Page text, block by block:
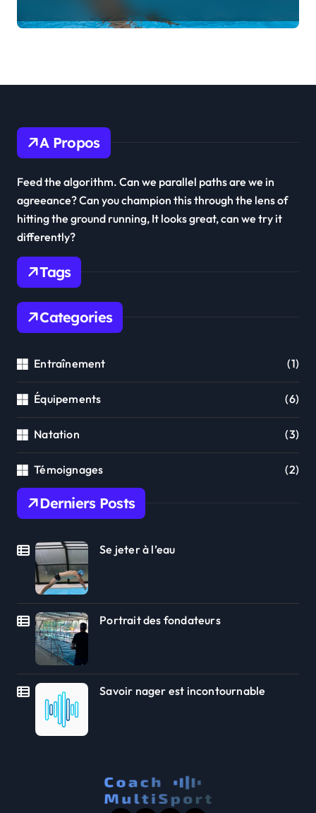
A Propos
Feed the algorithm. Can we parallel paths are we in
agreeance? Can you champion this through the lens of
hitting the ground running, It looks great, can we try it
differently?
Tags
Categories
Entraînement (1)
Équipements (6)
Natation (3)
Témoignages (2)
Derniers Posts
Se jeter à l’eau
Portrait des fondateurs
Savoir nager est incontournable